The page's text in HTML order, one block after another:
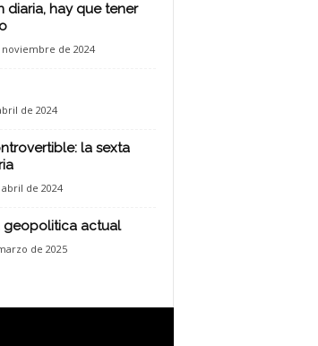
diaria, hay que tener
noviembre de 2024
de 2024
la sexta
abril de 2024
geopolitica actual
de 2025